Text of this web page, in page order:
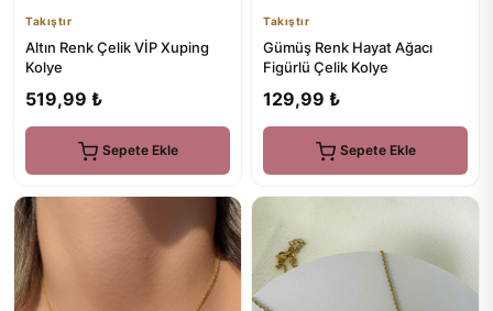
Takıştır
Altın Renk Çelik VİP Xuping
Kolye
519,99 ₺
Sepete Ekle
Takıştır
Gümüş Renk Hayat Ağacı
Figürlü Çelik Kolye
129,99 ₺
Sepete Ekle